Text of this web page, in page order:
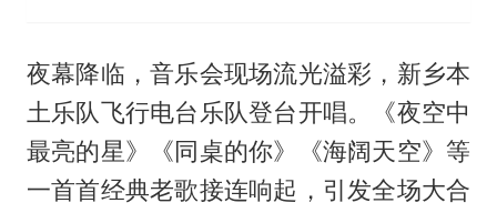
夜幕降临，音乐会现场流光溢彩，新乡本
土乐队飞行电台乐队登台开唱。《夜空中
最亮的星》《同桌的你》《海阔天空》等
一首首经典老歌接连响起，引发全场大合